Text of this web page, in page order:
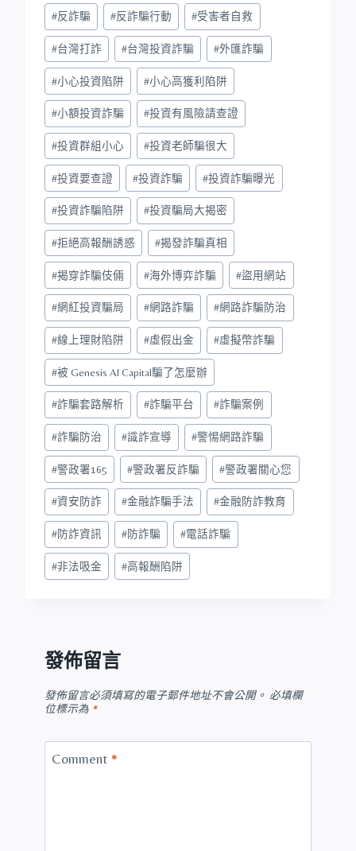
#反詐騙 #反詐騙行動 #受害者自救
#台灣打詐 #台灣投資詐騙 #外匯詐騙
#小心投資陷阱 #小心高獲利陷阱
#小額投資詐騙 #投資有風險請查證
#投資群組小心 #投資老師騙很大
#投資要查證 #投資詐騙 #投資詐騙曝光
#投資詐騙陷阱 #投資騙局大揭密
#拒絕高報酬誘惑 #揭發詐騙真相
#揭穿詐騙伎倆 #海外博弈詐騙 #盜用網站
#網紅投資騙局 #網路詐騙 #網路詐騙防治
#線上理財陷阱 #虛假出金 #虛擬幣詐騙
#被 Genesis AI Capital騙了怎麼辦
#詐騙套路解析 #詐騙平台 #詐騙案例
#詐騙防治 #識詐宣導 #警惕網路詐騙
#警政署165 #警政署反詐騙 #警政署關心您
#資安防詐 #金融詐騙手法 #金融防詐教育
#防詐資訊 #防詐騙 #電話詐騙
#非法吸金 #高報酬陷阱
發佈留言
發佈留言必須填寫的電子郵件地址不會公開。 必填欄
位標示為 *
Comment *